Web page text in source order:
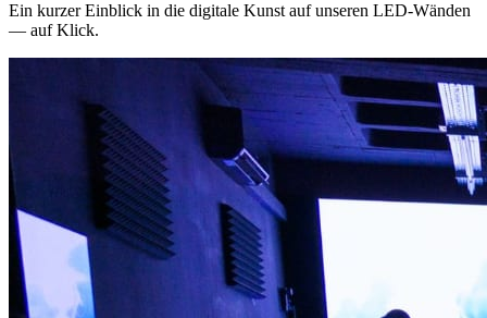
Ein kurzer Einblick in die digitale Kunst auf unseren LED-Wänden
— auf Klick.